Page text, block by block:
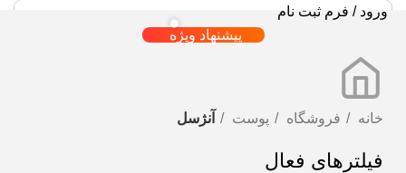
ورود / فرم ثبت نام
پیشنهاد ویژه
خانه فروشگاه پوست آنژسل
فیلترهای فعال